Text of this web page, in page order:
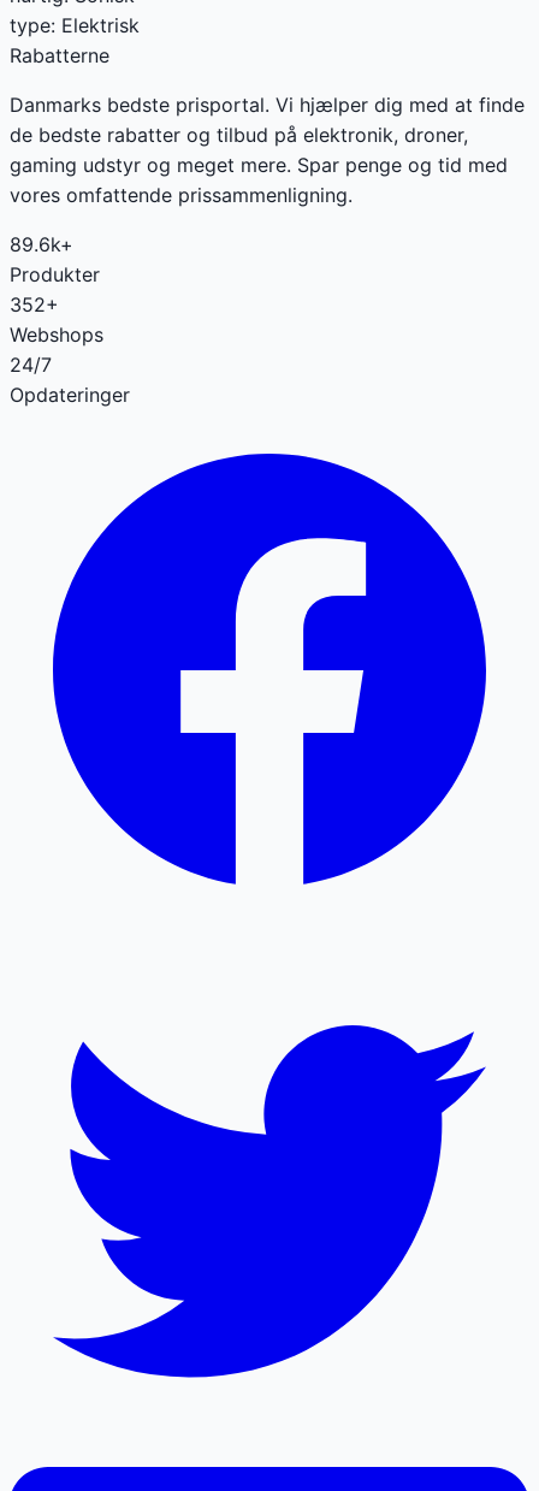
type: Elektrisk
Rabatterne
Danmarks bedste prisportal. Vi hjælper dig med at finde
de bedste rabatter og tilbud på elektronik, droner,
gaming udstyr og meget mere. Spar penge og tid med
vores omfattende prissammenligning.
89.6k+
Produkter
352+
Webshops
24/7
Opdateringer